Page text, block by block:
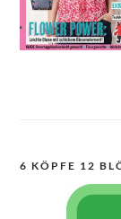
6 KÖPFE 12